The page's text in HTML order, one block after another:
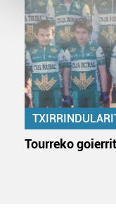
Guk eta gure
prozesatzen
teknologia erabiliz,
pertsonalizatuak
neurtzeko,
produktuak
Tourreko